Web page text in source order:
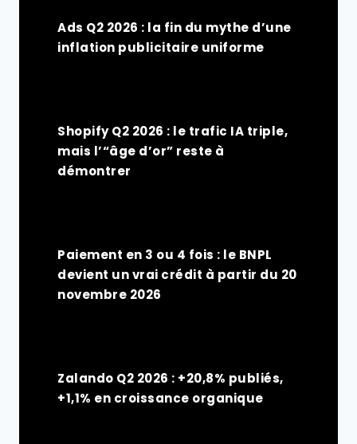
Ads Q2 2026 : la fin du mythe d’une
inflation publicitaire uniforme
Shopify Q2 2026 : le trafic IA triple,
mais l’“âge d’or” reste à
démontrer
Paiement en 3 ou 4 fois : le BNPL
devient un vrai crédit à partir du 20
novembre 2026
Zalando Q2 2026 : +20,8% publiés,
+1,1% en croissance organique